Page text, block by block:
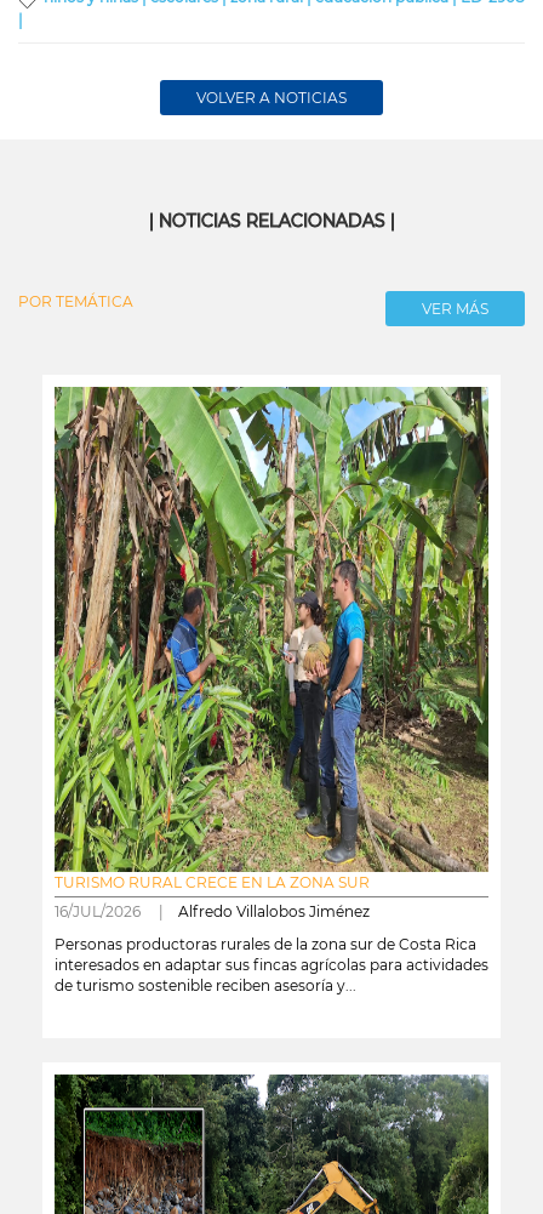
|
VOLVER A NOTICIAS
| NOTICIAS RELACIONADAS |
POR TEMÁTICA VER MÁS
TURISMO RURAL CRECE EN LA ZONA SUR
16/JUL/2026 | Alfredo Villalobos Jiménez
Personas productoras rurales de la zona sur de Costa Rica
interesados en adaptar sus fincas agrícolas para actividades
de turismo sostenible reciben asesoría y...